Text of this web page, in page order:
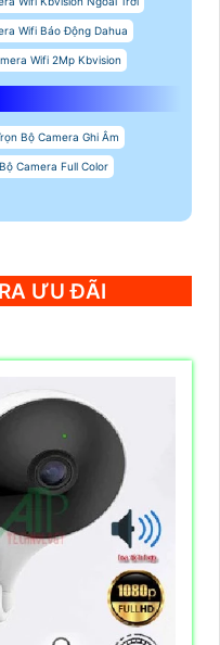
Wifi Báo Động Dahua
Wifi 2Mp Kbvision
Bộ Camera Ghi Âm
Bộ Camera Full Color
ƯU ĐÃI